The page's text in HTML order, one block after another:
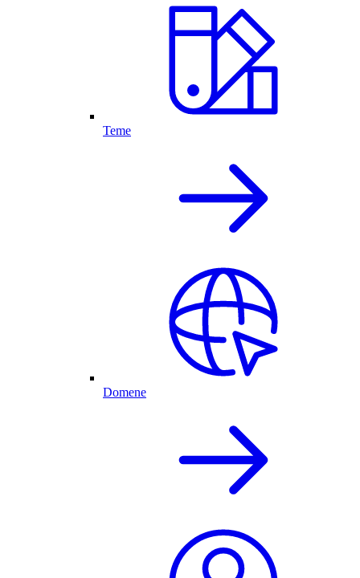
Teme
Domene